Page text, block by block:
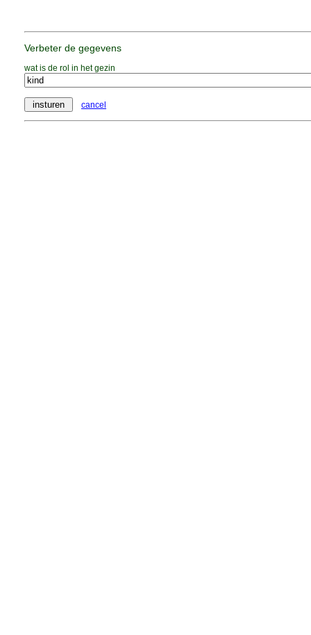
Verbeter de gegevens
wat is de rol in het gezin
cancel